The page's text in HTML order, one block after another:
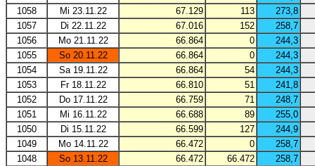
1058
Mi 23.11.22 67.129 113
273,8
1057
Di 22.11.22 67.016 152
258,7
1056
Mo 21.11.22 66.864 0
244,3
1055
So 20.11.22 66.864 0
244,3
1054
Sa 19.11.22 66.864 54
244,3
1053
Fr 18.11.22 66.810 51
241,8
1052
Do 17.11.22 66.759 71
248,7
1051
Mi 16.11.22 66.688 89
255,0
1050
Di 15.11.22 66.599 127
244,9
1049
Mo 14.11.22 66.472 0
258,7
1048
So 13.11.22 66.472 66.472
258,7